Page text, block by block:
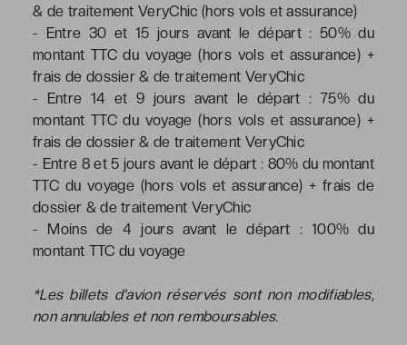
& de traitement VeryChic (hors vols et assurance)
- Entre 30 et 15 jours avant le départ : 50% du
montant TTC du voyage (hors vols et assurance) +
frais de dossier & de traitement VeryChic
- Entre 14 et 9 jours avant le départ : 75% du
montant TTC du voyage (hors vols et assurance) +
frais de dossier & de traitement VeryChic
- Entre 8 et 5 jours avant le départ : 80% du montant
TTC du voyage (hors vols et assurance) + frais de
dossier & de traitement VeryChic
- Moins de 4 jours avant le départ : 100% du
montant TTC du voyage
*Les billets d'avion réservés sont non modifiables,
non annulables et non remboursables.